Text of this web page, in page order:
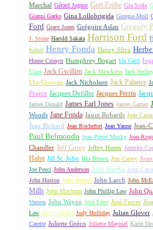
Marchal Gérard Jugnot Gert Fröbe Gia Scala
Gianni Garko Gina Lollobrigida Giorgia Moll
Ford Grace Jones Grégoire Aslan Gregory
J. Stone Harold Sakata Harrison Ford
Keitel Henry Fonda Henry Silva
Hume Cronyn Humphrey Bogart Ida Galli
Elam Jack Gwillim Jack Hawkins Jack Hedley
MacGowran Jack Nicholson Jack Palance
Pearce Jacques Dufilho Jacques Perrin
James Donald James Earl Jones James Garner
Woods Jane Fonda Jason Robards Jean
Jean Richard Jean Rochefort Jean Yanne Jean-
Paul Belmondo Jean-Pierre Mocky Jean-
Chandler Jeff Corey Jeffrey Hunter Jennifer
Hahn Jill St. John Jim Brown Jim Carrey
Joe Pesci John Anderson John Bartha John
John Huston John Ireland John Larch John
Mills John Mitchum John Phillip Law John
Vernon John Wayne José Ferre José Ferrer
Law Judy Garland Judy Holliday Julian Glover
Carette Juliette Gréco Juliette Mayniel Karin